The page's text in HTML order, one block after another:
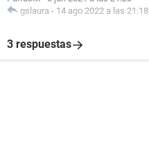
gslaura - 14 ago 2022 a las 21:18
3 respuestas